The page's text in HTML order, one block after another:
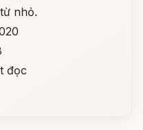
nhỏ.
đọc